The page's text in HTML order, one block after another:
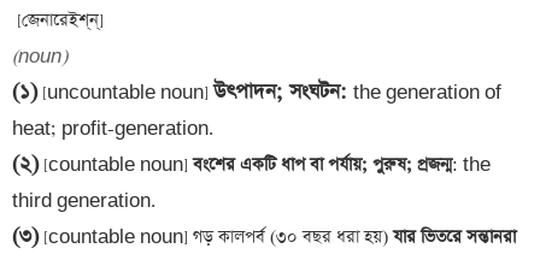
(noun)
(১) [uncountable noun] উৎপাদন; সংঘটন: the generation of
(২) [countable noun] বংশের একটি ধাপ বা পর্যায়; পুরুষ; প্রজন্ম: the
(৩) [countable noun] গড় কালপর্ব (৩০ বছর ধরা হয়) যার ভিতরে সন্তানরা